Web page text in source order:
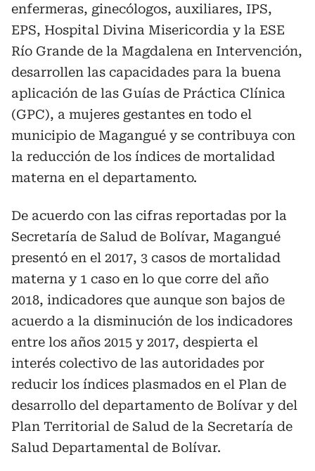
enfermeras, ginecólogos, auxiliares, IPS,
EPS, Hospital Divina Misericordia y la ESE
Río Grande de la Magdalena en Intervención,
desarrollen las capacidades para la buena
aplicación de las Guías de Práctica Clínica
(GPC), a mujeres gestantes en todo el
municipio de Magangué y se contribuya con
la reducción de los índices de mortalidad
materna en el departamento.
De acuerdo con las cifras reportadas por la
Secretaría de Salud de Bolívar, Magangué
presentó en el 2017, 3 casos de mortalidad
materna y 1 caso en lo que corre del año
2018, indicadores que aunque son bajos de
acuerdo a la disminución de los indicadores
entre los años 2015 y 2017, despierta el
interés colectivo de las autoridades por
reducir los índices plasmados en el Plan de
desarrollo del departamento de Bolívar y del
Plan Territorial de Salud de la Secretaría de
Salud Departamental de Bolívar.